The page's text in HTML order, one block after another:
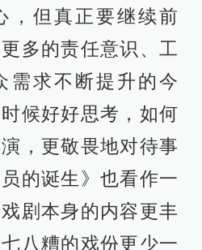
，但真正要继续前
多的责任意识、工
需求不断提升的今
候好好思考，如何
，更敬畏地对待事
的诞生》也看作一
剧本身的内容更丰
八糟的戏份更少一